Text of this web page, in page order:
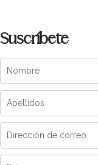
Suscríbete